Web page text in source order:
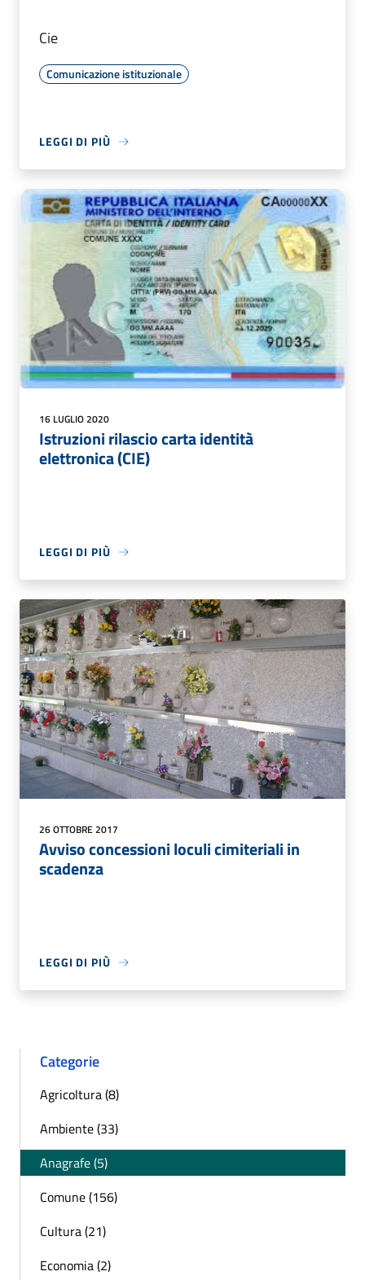
Cie
Comunicazione istituzionale
LEGGI DI PIÙ
16 LUGLIO 2020
Istruzioni rilascio carta identità
elettronica (CIE)
LEGGI DI PIÙ
26 OTTOBRE 2017
Avviso concessioni loculi cimiteriali in
scadenza
LEGGI DI PIÙ
Categorie
Agricoltura (8)
Ambiente (33)
Anagrafe (5)
Comune (156)
Cultura (21)
Economia (2)